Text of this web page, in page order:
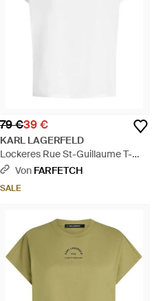
79 €39 €
KARL LAGERFELD
Lockeres Rue St-Guillaume T-
Shirt - Weiß
Von FARFETCH
SALE